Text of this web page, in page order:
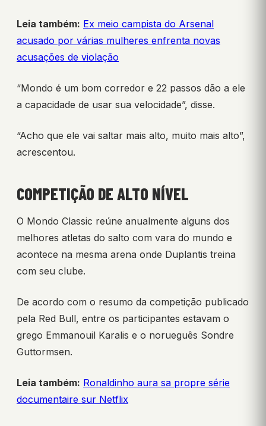
Leia também: Ex meio campista do Arsenal
acusado por várias mulheres enfrenta novas
acusações de violação
“Mondo é um bom corredor e 22 passos dão a ele
a capacidade de usar sua velocidade”, disse.
“Acho que ele vai saltar mais alto, muito mais alto”,
acrescentou.
COMPETIÇÃO DE ALTO NÍVEL
O Mondo Classic reúne anualmente alguns dos
melhores atletas do salto com vara do mundo e
acontece na mesma arena onde Duplantis treina
com seu clube.
De acordo com o resumo da competição publicado
pela Red Bull, entre os participantes estavam o
grego Emmanouil Karalis e o norueguês Sondre
Guttormsen.
Leia também: Ronaldinho aura sa propre série
documentaire sur Netflix